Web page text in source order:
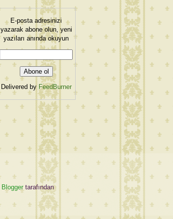
E-posta adresinizi
yazarak abone olun, yeni
yazıları anında okuyun
Delivered by FeedBurner
Bloggertarafından